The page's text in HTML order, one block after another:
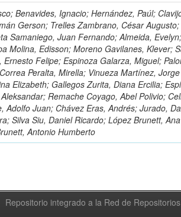
Benavides, Ignacio; Hernández, Paúl;
Gerson; Trelles Zambrano, César
Samaniego, Juan Fernando; Almeida,
Molina, Edisson; Moreno Gavilanes, Klever;
Ernesto Felipe; Espinoza Galarza, Miguel;
Peralta, Mirella; Vinueza Martínez,
Elizabeth; Gallegos Zurita, Diana Ercilia;
Remache Coyago, Abel Polivio;
Adolfo Juan; Chávez Eras, Andrés; Jurado,
Silva Siu, Daniel Ricardo; López Brunett,
Antonio Humberto
Repositorio integrado a la Red de